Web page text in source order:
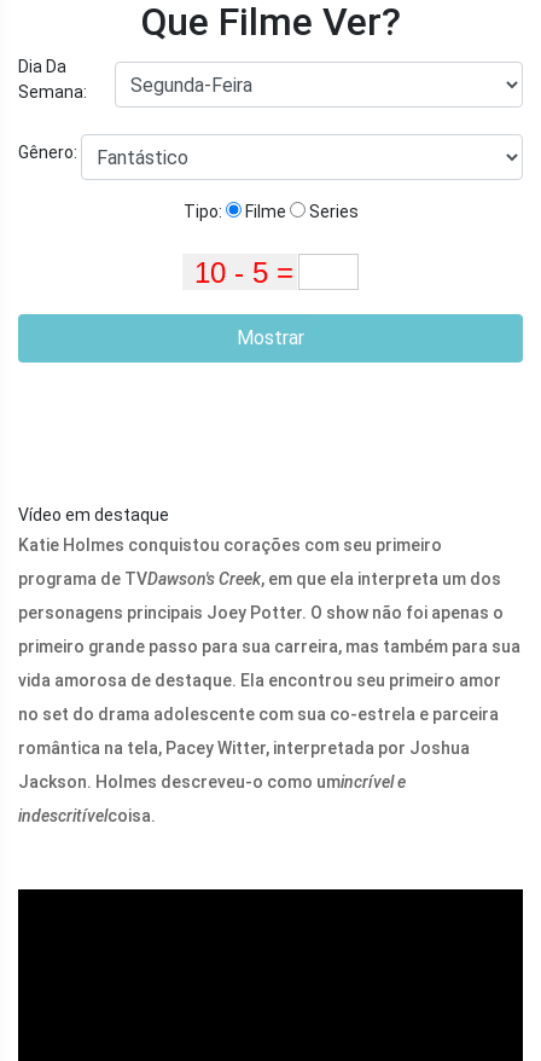
Que Filme Ver?
Dia Da
Semana:
Gênero:
Tipo: Filme Series
Mostrar
Vídeo em destaque
Katie Holmes conquistou corações com seu primeiro
programa de TVDawson's Creek, em que ela interpreta um dos
personagens principais Joey Potter. O show não foi apenas o
primeiro grande passo para sua carreira, mas também para sua
vida amorosa de destaque. Ela encontrou seu primeiro amor
no set do drama adolescente com sua co-estrela e parceira
romântica na tela, Pacey Witter, interpretada por Joshua
Jackson. Holmes descreveu-o como umincrível e
indescritívelcoisa.